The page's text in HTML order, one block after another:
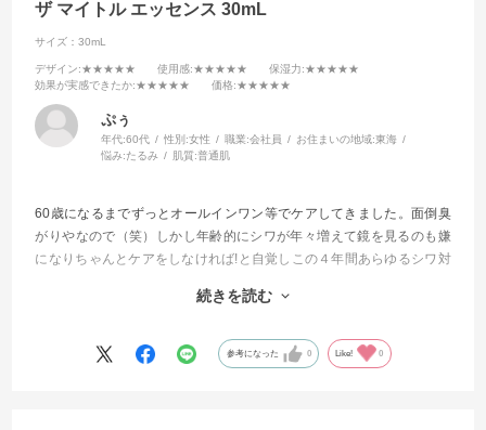
ザ マイトル エッセンス 30mL
サイズ：30mL
デザイン:★★★★★ 使用感:★★★★★ 保湿力:★★★★★
効果が実感できたか:★★★★★ 価格:★★★★★
ぷぅ
年代:60代 性別:女性 職業:会社員 お住まいの地域:東海
悩み:たるみ 肌質:普通肌
60歳になるまでずっとオールインワン等でケアしてきました。面倒臭
がりやなので（笑）しかし年齢的にシワが年々増えて鏡を見るのも嫌
になりちゃんとケアをしなければ!と自覚しこの４年間あらゆるシワ対
今回もそんな感じで試してみました。
もう他を試したりする事が無くなりました。
これからはずっと使い続けて行きます
続きを読む
参考になった 0 Like! 0